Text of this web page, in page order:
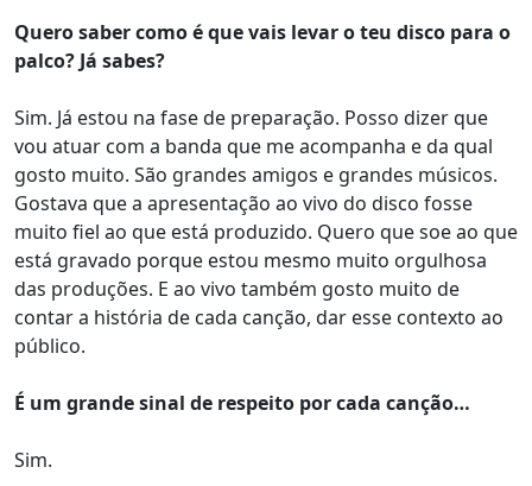
Quero saber como é que vais levar o teu disco para o
palco? Já sabes?
Sim. Já estou na fase de preparação. Posso dizer que
vou atuar com a banda que me acompanha e da qual
gosto muito. São grandes amigos e grandes músicos.
Gostava que a apresentação ao vivo do disco fosse
muito fiel ao que está produzido. Quero que soe ao que
está gravado porque estou mesmo muito orgulhosa
das produções. E ao vivo também gosto muito de
contar a história de cada canção, dar esse contexto ao
público.
É um grande sinal de respeito por cada canção…
Sim.